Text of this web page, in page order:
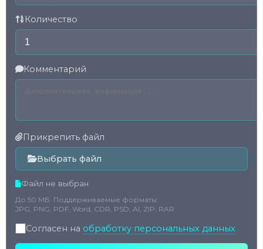
Количество
Комментарий
Прикрепить файл
Выбрать файл
Файл не выбран
До 50 МБ. Поддерживаемые форматы:
JPG, PNG, PDF, Word, CDR, PSD, AI, ZIP, RAR
Согласен на обработку персональных данных